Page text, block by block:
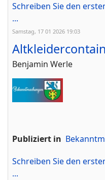
Schreiben Sie den
...
Samstag, 17 01 2026 19:03
Benjamin Werle
Publiziert in
Schreiben Sie den
...